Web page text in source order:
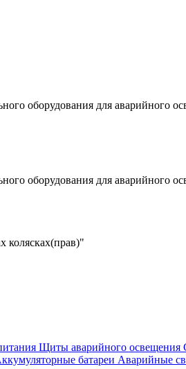
оборудования для аварийного
оборудования для аварийного
колясках(прав)"
Щиты аварийного освещения
батареи Аварийные